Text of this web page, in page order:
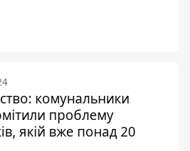
комунальники
проблему
якій вже понад 20